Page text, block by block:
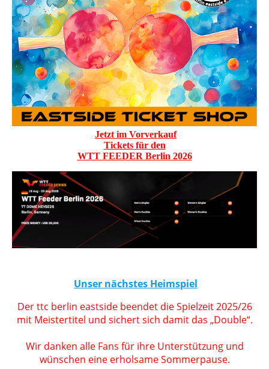
Jetzt im Vorverkauf
Tickets für den
WTT FEEDER Berlin 2026
Unser nächstes Heimspiel
Der ttc berlin eastside beendet die Spielzeit 2025/26
mit Meistertitel und sichert sich damit das „Double“.
Wir danken alle Fans für ihre Unterstützung und
wünschen eine erholsame Sommerpause.